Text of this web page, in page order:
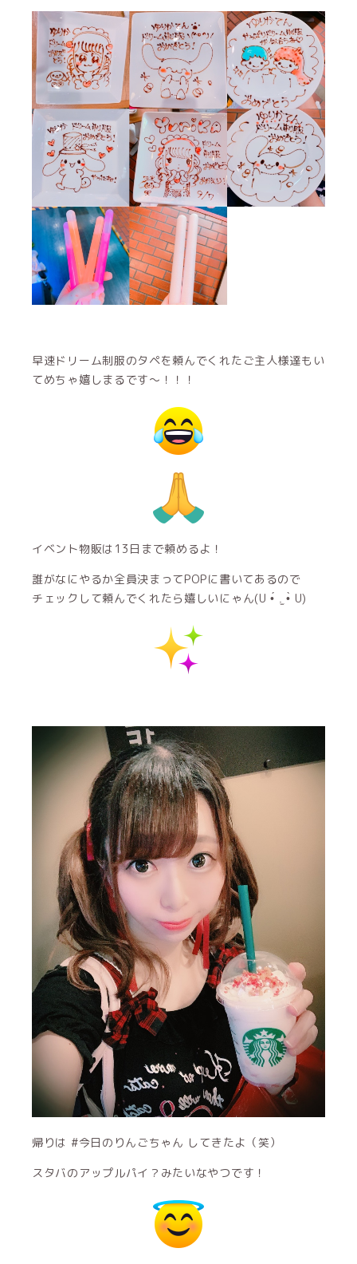
早速ドリーム制服のタペを頼んでくれたご主人様達もい
てめちゃ嬉しまるです〜！！！
イベント物販は13日まで頼めるよ！
誰がなにやるか全員決まってPOPに書いてあるので
チェックして頼んでくれたら嬉しいにゃん(U •́ .̫ •̀ U)
帰りは #今日のりんごちゃん してきたよ（笑）
スタバのアップルパイ？みたいなやつです！